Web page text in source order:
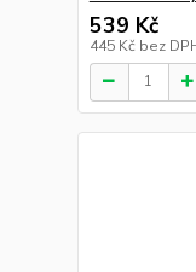
539 Kč
445 Kč bez